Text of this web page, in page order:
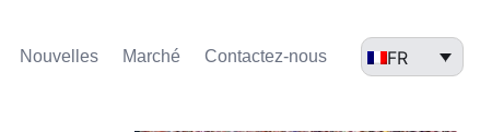
Nouvelles Marché​ Contactez-nous FR